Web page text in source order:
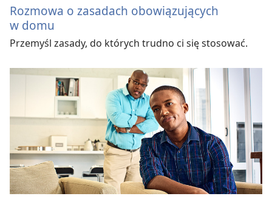
Rozmowa o zasadach obowiązujących
w domu
Przemyśl zasady, do których trudno ci się stosować.